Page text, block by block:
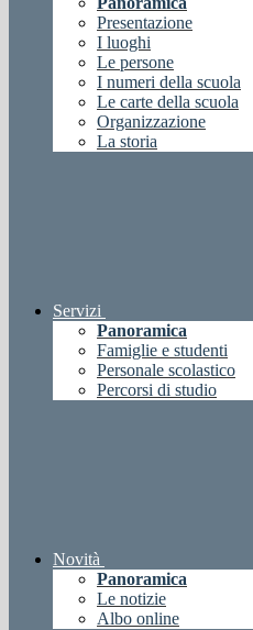
Presentazione
I luoghi
Le persone
I numeri della scuola
Le carte della scuola
Organizzazione
La storia
Servizi
Panoramica
Famiglie e studenti
Personale scolastico
Percorsi di studio
Novità
Panoramica
Le notizie
Albo online